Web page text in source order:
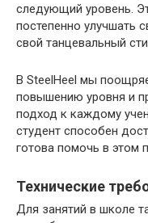
следующий уровень.
постепенно улучшать
свой танцевальный
В SteelHeel мы
повышению уровня и
подход к каждому
студент способен
готова помочь в этом
Технические
Для занятий в школе